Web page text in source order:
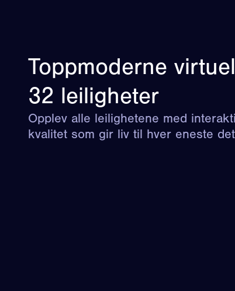
Toppmoderne
32 leiligheter
Opplev alle leilighetene med
kvalitet som gir liv til hver eneste